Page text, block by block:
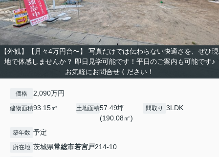
【外観】【月々4万円台〜】 写真だけでは伝わらない快適さを、ぜひ現
地で体感しませんか？ 即日見学可能です！平日のご案内も可能です♪
お気軽にお問合せください！
価格 2,090万円
建物面積93.15㎡ 土地面積57.49坪
(190.08㎡)
間取り 3LDK
築年数 予定
所在地 茨城県常総市若宮戸214-10